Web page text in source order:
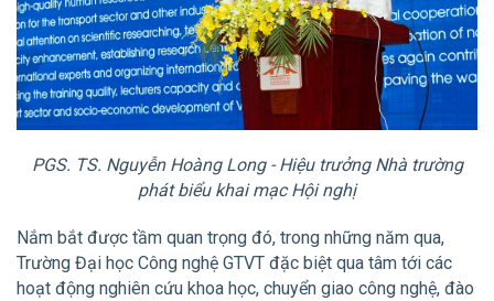
PGS. TS. Nguyễn Hoàng Long - Hiệu trưởng Nhà trường
phát biểu khai mạc Hội nghị
Nắm bắt được tầm quan trọng đó, trong những năm qua,
Trường Đại học Công nghệ GTVT đặc biệt qua tâm tới các
hoạt động nghiên cứu khoa học, chuyển giao công nghệ, đào